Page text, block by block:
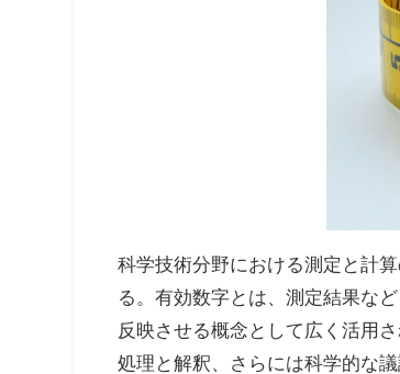
科学技術分野における測定と計
る。有効数字とは、測定結果な
反映させる概念として広く活用
処理と解釈、さらには科学的な